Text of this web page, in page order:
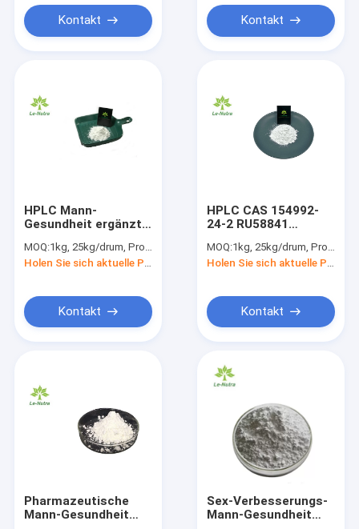
Über uns
Fabrik-Ausflug
Kontakt Kontakt
HPLC Mann-
Gesundheit ergänzt
C17H18F3N3O3 des
Pulver-RU58841
MOQ:1kg, 25kg/drum, Probe ist verfügbar
Kontakt
HPLC CAS 154992-
24-2 RU58841
Gesundheits-
Ergänzungen
MOQ:1kg, 25kg/drum, Probe ist verfügbar
Kontakt
Pharmazeutische
Mann-Gesundheit
Sex-Verbesserungs-
Mann-Gesundheit